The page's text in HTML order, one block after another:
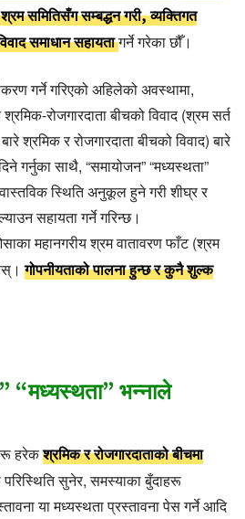
समितिसँग सम्बद्धन गरी, व्यक्तिगत
समाधान सहायतागर्ने गरेका छौँ।
गर्ने गरिएको अहिलेको अवस्थामा,
रोजगारदाता बीचको विवाद (श्रम सर्त
श्रमिक र रोजगारदाता बीचको विवाद) बारे
गर्नुका साथै, “समायोजन” “मध्यस्थता”
वास्तविक स्थिति अनुकूल हुने गरी शीघ्र र
सहायता गर्ने गरिन्छ।
महानगरीय श्रम वातावरण फाँट (श्रम
गोपनीयताको पालना हुन्छ र कुनै शुल्क
“मध्यस्थता” भन्नाले
हरेकश्रमिक र रोजगारदाताको बीचमा
परिस्थिति सुनेर, समस्याका बुँदाहरू
या मध्यस्थता प्रस्तावना पेस गर्ने आदि